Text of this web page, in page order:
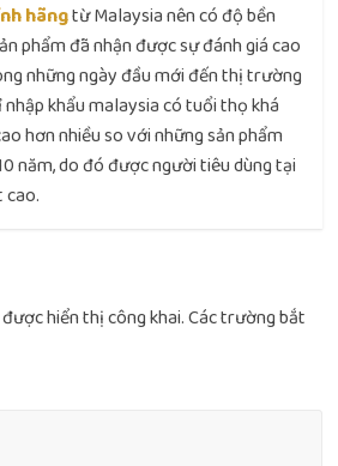
hãngtừ Malaysia nên có độ bền
phẩm đã nhận được sự đánh giá cao
những ngày đầu mới đến thị trường
khẩu malaysia có tuổi thọ khá
hơn nhiều so với những sản phẩm
năm, do đó được người tiêu dùng tại
cao.
hiển thị công khai.Các trường bắt